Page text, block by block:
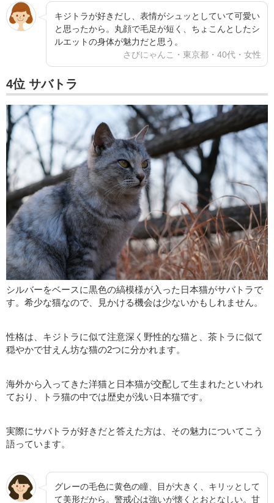
キジトラが好きだし、表情がシュッとしていて可愛い
と思ったから。丸顔で毛足が短く、ちょこんとしたシ
ルエットの身体が魅力だと思う。
さびにゃんこ・東京都・40代・女性
4位 サバトラ
シルバーをベースに黒色の縞模様が入った日本猫がサバトラで
す。希少な猫なので、見かける機会は少ないかもしれません。
性格は、キジトラに似て注意深く野性的な猫と、茶トラに似て
穏やかで甘えん坊な猫の2つに分かれます。
海外から入ってきた洋猫と日本猫が交配して生まれたといわれ
ており、トラ猫の中では歴史が浅い日本猫です。
実際にサバトラが好きだと答えた方は、その魅力についてこう
語っています。
グレーの毛色に黄色の瞳、目が大きく、キリッとして
て美形だから。警戒心は強いが懐くとおとなしい。甘